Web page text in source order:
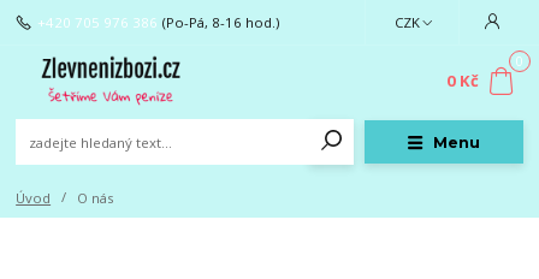
Menu
CZK
+420 705 976 386 (Po-Pá, 8-16 hod.)
0
0 Kč
Úvod O nás